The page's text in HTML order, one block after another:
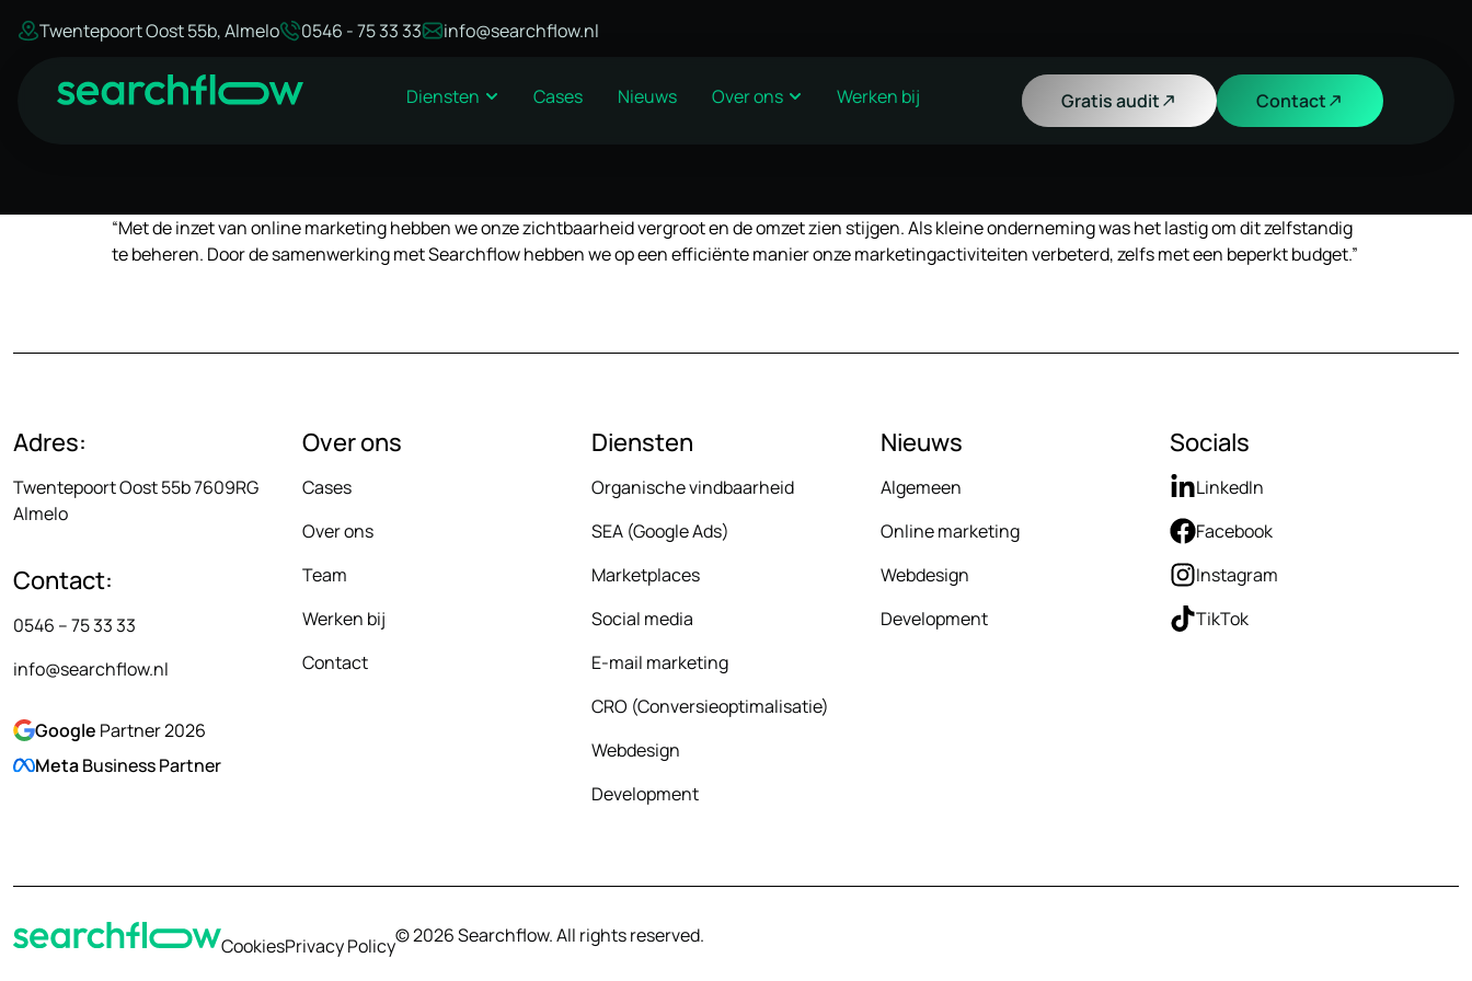
Twentepoort Oost 55b, Almelo 0546 - 75 33 33 info@searchflow.nl
Diensten Cases Nieuws Over ons Werken bij Gratis audit Contact
“Met de inzet van online marketing hebben we onze zichtbaarheid vergroot en de omzet zien stijgen. Als kleine onderneming was het lastig om dit zelfstandig
te beheren. Door de samenwerking met Searchflow hebben we op een efficiënte manier onze marketingactiviteiten verbeterd, zelfs met een beperkt budget.”
Adres:
Twentepoort Oost 55b 7609RG
Almelo
Contact:
0546 – 75 33 33
info@searchflow.nl
Google Partner 2026
MetaBusiness Partner
Over ons
Cases
Over ons
Team
Werken bij
Contact
Diensten
Organische vindbaarheid
SEA (Google Ads)
Marketplaces
Social media
E-mail marketing
CRO (Conversieoptimalisatie)
Webdesign
Development
Nieuws
Algemeen
Online marketing
Webdesign
Development
Socials
LinkedIn
Facebook
Instagram
TikTok
CookiesPrivacy Policy© 2026 Searchflow. All rights reserved.